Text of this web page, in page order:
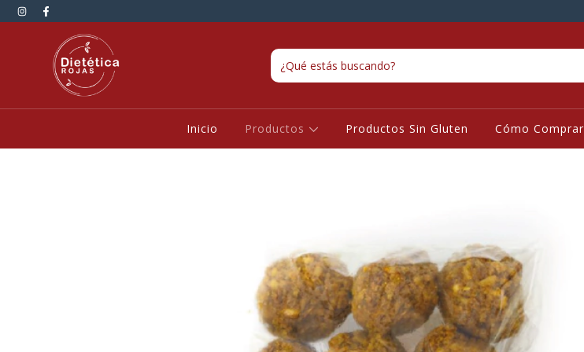
Inicio Productos Productos Sin Gluten Cómo Comprar